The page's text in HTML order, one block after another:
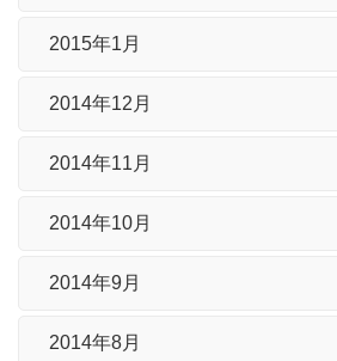
2015年1月
2014年12月
2014年11月
2014年10月
2014年9月
2014年8月